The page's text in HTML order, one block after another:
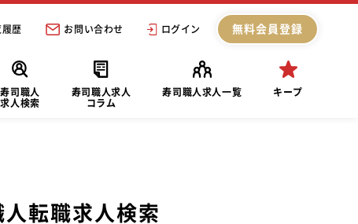
履歴 お問い合わせ ログイン 無料会員登録
寿司職人
求人検索
寿司職人求人
コラム
寿司職人求人一覧 キープ
転職求人検索